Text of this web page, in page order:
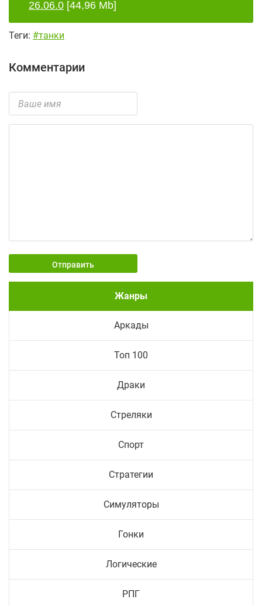
26.06.0 [44,96 Mb]
Теги: #танки
Комментарии
Отправить
Жанры
Аркады
Топ 100
Драки
Стреляки
Спорт
Стратегии
Симуляторы
Гонки
Логические
РПГ